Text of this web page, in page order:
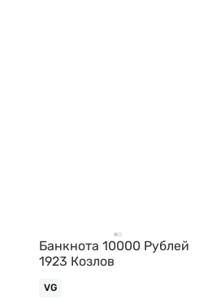
Банкнота 10000 Рублей
1923 Козлов
VG